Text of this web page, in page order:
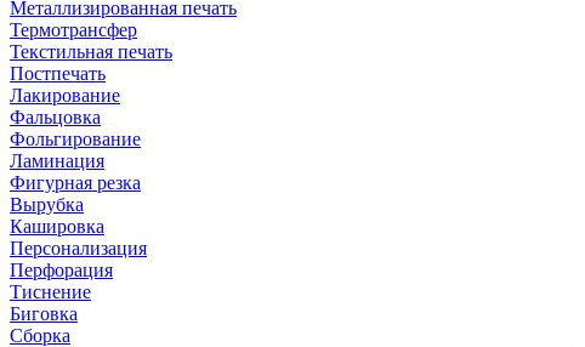
Металлизированная печать
Термотрансфер
Текстильная печать
Постпечать
Лакирование
Фальцовка
Фольгирование
Ламинация
Фигурная резка
Вырубка
Кашировка
Персонализация
Перфорация
Тиснение
Биговка
Сборка